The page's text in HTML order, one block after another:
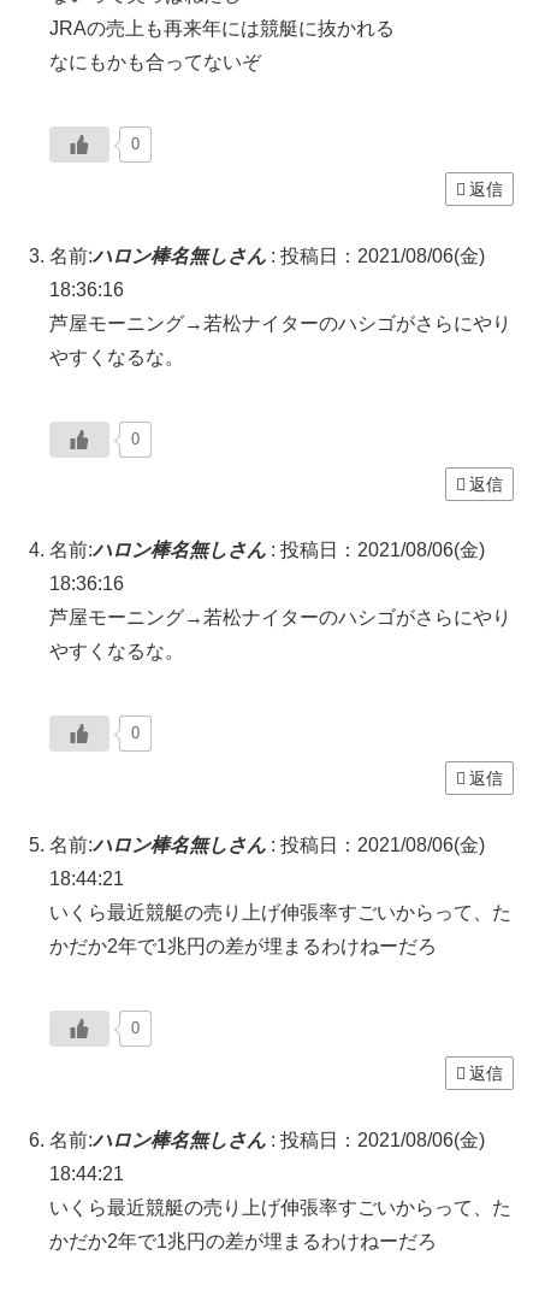
JRAの売上も再来年には競艇に抜かれる
なにもかも合ってないぞ
0
返信
名前:ハロン棒名無しさん : 投稿日：2021/08/06(金)
18:36:16
芦屋モーニング→若松ナイターのハシゴがさらにやり
やすくなるな。
0
返信
名前:ハロン棒名無しさん : 投稿日：2021/08/06(金)
18:36:16
芦屋モーニング→若松ナイターのハシゴがさらにやり
やすくなるな。
0
返信
名前:ハロン棒名無しさん : 投稿日：2021/08/06(金)
18:44:21
いくら最近競艇の売り上げ伸張率すごいからって、た
かだか2年で1兆円の差が埋まるわけねーだろ
0
返信
名前:ハロン棒名無しさん : 投稿日：2021/08/06(金)
18:44:21
いくら最近競艇の売り上げ伸張率すごいからって、た
かだか2年で1兆円の差が埋まるわけねーだろ